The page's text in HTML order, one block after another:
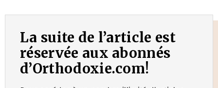
La suite de l’article est
réservée aux abonnés
d’Orthodoxie.com!